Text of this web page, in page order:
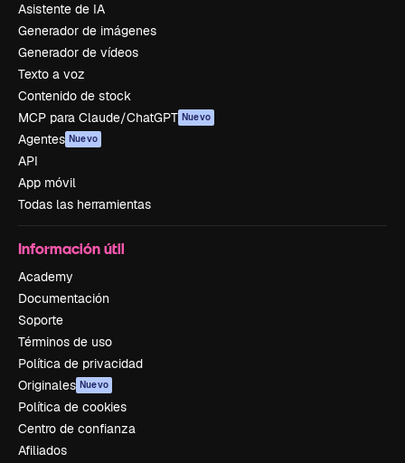
Asistente de IA
Generador de imágenes
Generador de vídeos
Texto a voz
Contenido de stock
MCP para Claude/ChatGPT Nuevo
Agentes Nuevo
API
App móvil
Todas las herramientas
Información útil
Academy
Documentación
Soporte
Términos de uso
Política de privacidad
Originales Nuevo
Política de cookies
Centro de confianza
Afiliados